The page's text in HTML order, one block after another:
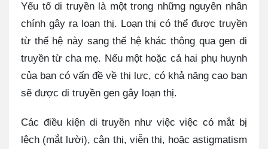
Yếu tố di truyền là một trong những nguyên nhân
chính gây ra loạn thị. Loạn thị có thể được truyền
từ thế hệ này sang thế hệ khác thông qua gen di
truyền từ cha mẹ. Nếu một hoặc cả hai phụ huynh
của bạn có vấn đề về thị lực, có khả năng cao bạn
sẽ được di truyền gen gây loạn thị.
Các điều kiện di truyền như việc việc có mắt bị
lệch (mắt lười), cận thị, viễn thị, hoặc astigmatism